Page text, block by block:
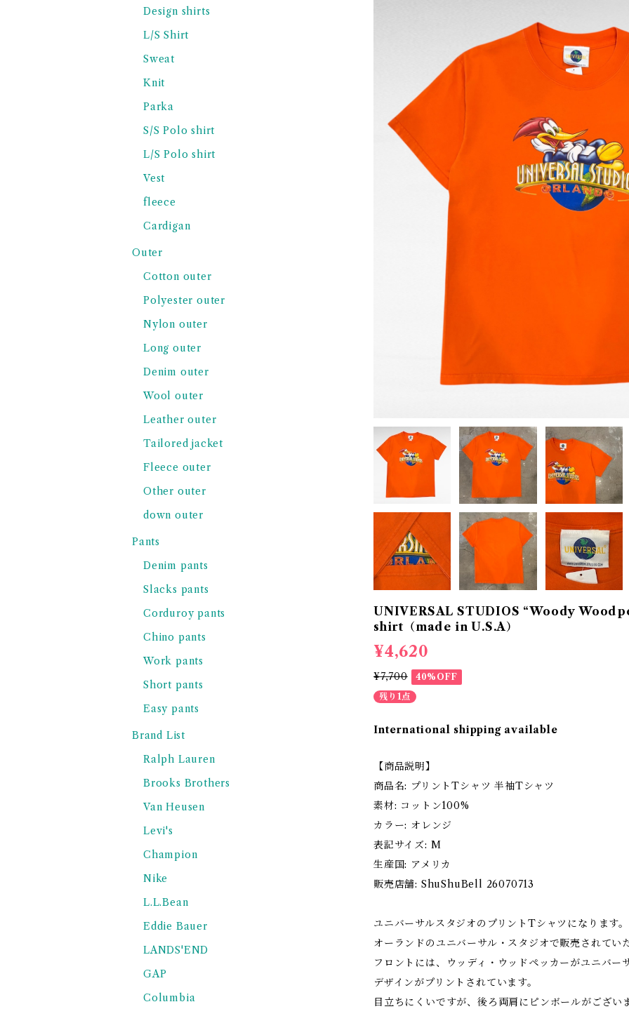
UNIVERSAL STUDIOS “Woody
shirt（made in U.S.A）
¥4,620
¥7,700
40%OFF
残り1点
International shipping available
【商品説明】
商品名: プリントTシャツ 半袖Tシャツ
素材: コットン100%
カラー: オレンジ
表記サイズ: M
生産国: アメリカ
販売店舗: ShuShuBell 26070713
ユニバーサルスタジオのプリントTシャツになります。
オーランドのユニバーサル・スタジオで販売されてい
フロントには、ウッディ・ウッドペッカーがユニバー
デザインがプリントされています。
目立ちにくいですが、後ろ両肩にピンボールがござい
Design shirts
L/S Shirt
Sweat
Knit
Parka
S/S Polo shirt
L/S Polo shirt
Vest
fleece
Cardigan
Outer
Cotton outer
Polyester outer
Nylon outer
Long outer
Denim outer
Wool outer
Leather outer
Tailored jacket
Fleece outer
Other outer
down outer
Pants
Denim pants
Slacks pants
Corduroy pants
Chino pants
Work pants
Short pants
Easy pants
Brand List
Ralph Lauren
Brooks Brothers
Van Heusen
Levi's
Champion
Nike
L.L.Bean
Eddie Bauer
LANDS'END
GAP
Columbia